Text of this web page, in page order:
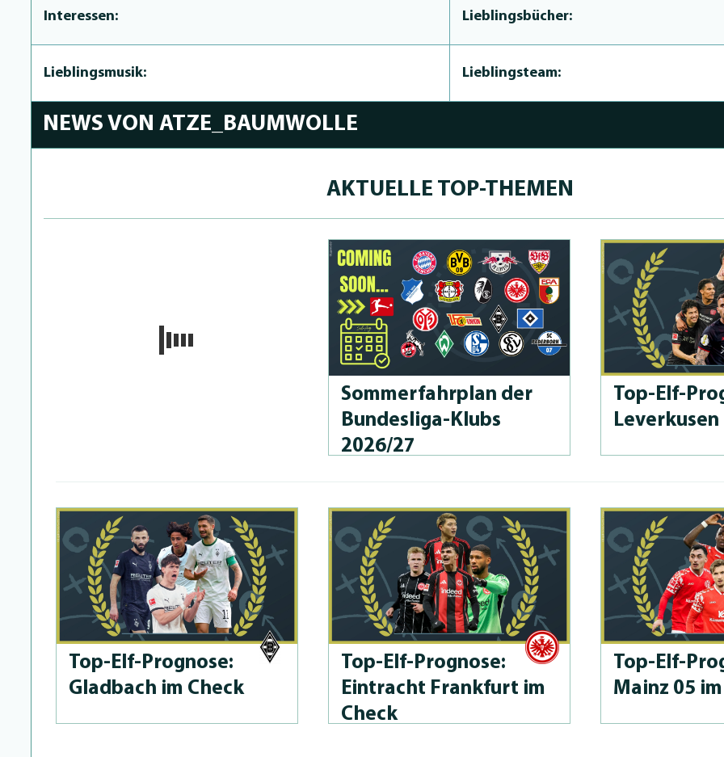
Interessen: Lieblingsbücher:
Lieblingsmusik: Lieblingsteam:
NEWS VON ATZE_BAUMWOLLE
AKTUELLE TOP-THEMEN
Som­merfahrplan der
Bun­des­li­ga-Klubs
2026/27
Top-Elf-
Top-Elf-Prog­no­se:
Gladbach im Check
Top-Elf-Prog­no­se:
Eintracht Frankfurt im
Check
Top-Elf-
Mainz 05